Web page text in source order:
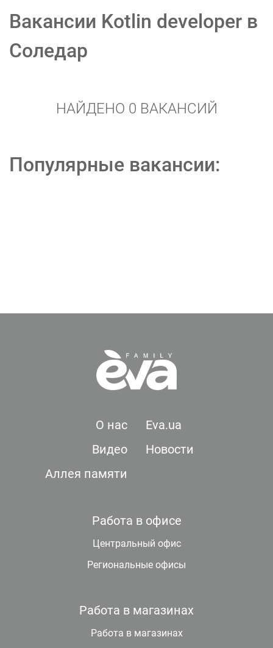
Вакансии Kotlin developer в
Соледар
НАЙДЕНО 0 ВАКАНСИЙ
Популярные вакансии:
О нас
Eva.ua
Видео
Новости
Аллея памяти
Работа в офисе
Центральный офис
Региональные офисы
Работа в магазинах
Работа в магазинах